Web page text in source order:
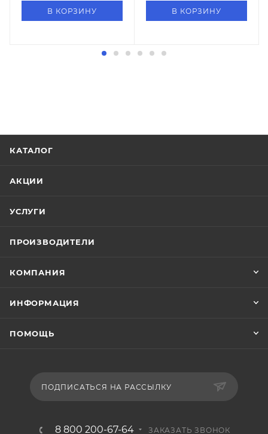
В КОРЗИНУ В КОРЗИНУ
КАТАЛОГ
АКЦИИ
УСЛУГИ
ПРОИЗВОДИТЕЛИ
КОМПАНИЯ
ИНФОРМАЦИЯ
ПОМОЩЬ
ПОДПИСАТЬСЯ НА РАССЫЛКУ
8 800 200-67-64 ЗАКАЗАТЬ ЗВОНОК